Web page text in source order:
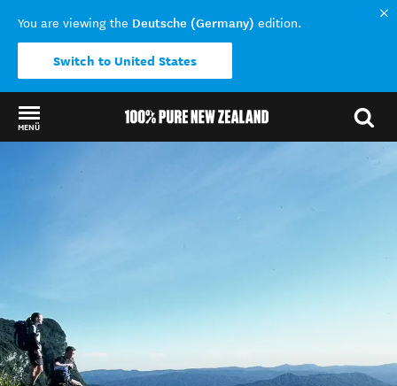
You are viewing the Deutsche (Germany) edition.
Switch to United States
MENÜ